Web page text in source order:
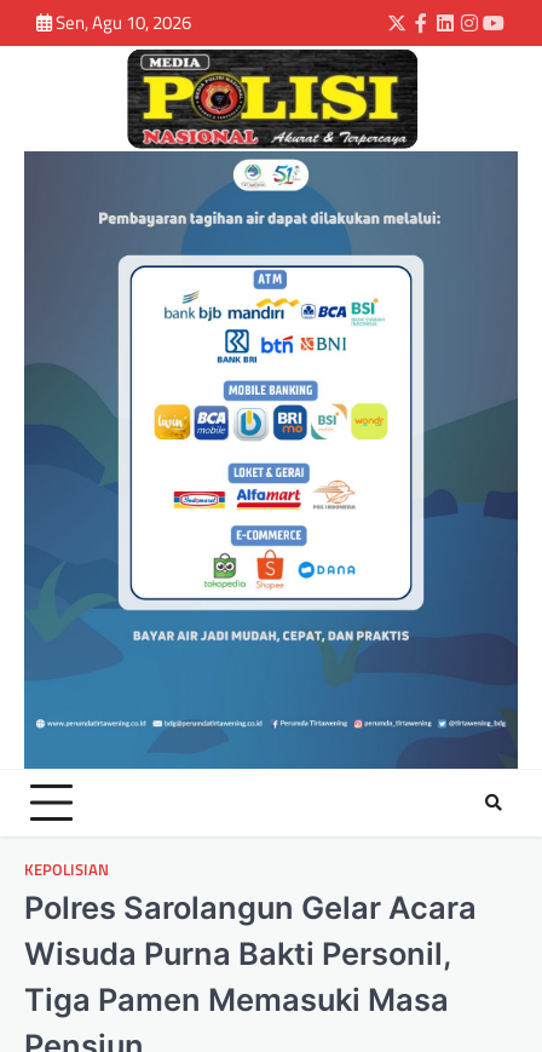
Sen, Agu 10, 2026
KEPOLISIAN
Polres Sarolangun Gelar Acara
Wisuda Purna Bakti Personil,
Tiga Pamen Memasuki Masa